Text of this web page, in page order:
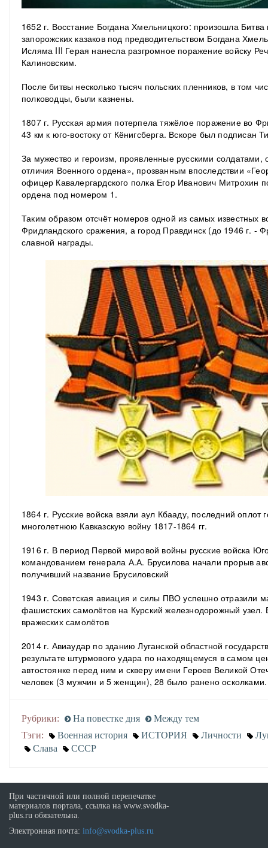
1652 г. Восстание Богдана Хмельницкого: произошла
запорожских казаков под предводительством Богдана
Исляма III Герая нанесла разгромное поражение войску
Калиновским.
После битвы несколько тысяч польских пленников, в том
полководцы, были казнены.
1807 г. Русская армия потерпела тяжёлое поражение во
43 км к юго-востоку от Кёнигсберга. Вскоре был подписан
За мужество и героизм, проявленные русскими
отличия Военного ордена», прозванным впоследствии
офицер Кавалергардского полка Егор Иванович Митрохин
ордена под номером 1.
Таким образом отсчёт номеров одной из самых известных
Фридландского сражения, а город Правдинск (до 1946 г. -
славной награды.
1864 г. Русские войска взяли аул Кбааду, последний оплот
многолетнюю Кавказскую войну 1817-1864 гг.
1916 г. В период Первой мировой войны русские войска
командованием генерала А.А. Брусилова начали прорыв
получивший название Брусиловский
1943 г. Советская авиация и силы ПВО успешно отразили
фашистских самолётов на Курский железнодорожный
вражеских самолётов
2014 г. Авиаудар по зданию Луганской областной
результате штурмового удара по находящемуся в самом
автостоянке перед ним и скверу имени Героев Великой
человек (3 мужчин и 5 женщин), 28 было ранено осколками.
Рубрики: На повестке дня
Между тем
Тэги:
Военная история ИСТОРИЯ Личности
Слава
СССР
При частичной или полной перепечатке
материалов портала, ссылка на www.svodka-
plus.ru обязательна.
Электронная почта: info@svodka-plus.ru